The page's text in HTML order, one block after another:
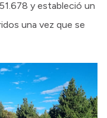
y estableció un
una vez que se